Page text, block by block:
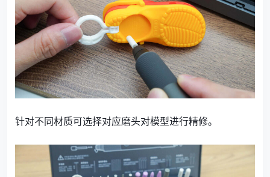
针对不同材质可选择对应磨头对模型进行精修。